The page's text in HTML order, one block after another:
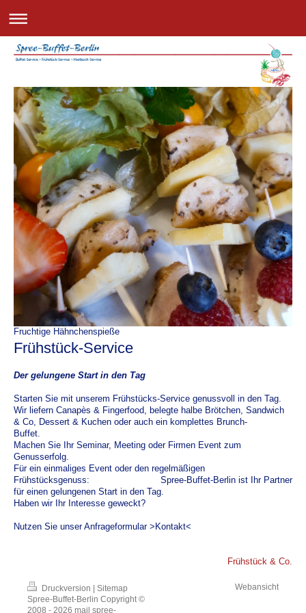
​Fruchtige Hähnchenspieße
​Frühstück-Service
Der gelungene Start in den Tag
Starten Sie mit unserem Frühstücks-Service genussvoll in den Tag.
Wir liefern Canapès & Fingerfood, belegte halbe Brötchen, Sandwich
& Co, Dessert & Kuchen oder auch ein komplettes Brunch-
Buffet.
Machen Sie Ihr Seminar, Meeting oder Firmen Event zum
Genusserfolg.
Für ein einmaliges Event oder den regelmäßigen
Frühstücksgenuss: Spree-Buffet-Berlin ist Ihr Partner
für einen gelungenen Start in den Tag.
​Haben wir Ihr Interesse geweckt?
Nutzen Sie unser Anfrageformular >Kontakt<
Frühstück & Co.
Druckversion | Sitemap
Spree-Buffet-Berlin Copyright ©
2008 - 2026 mail spree-
Webansicht